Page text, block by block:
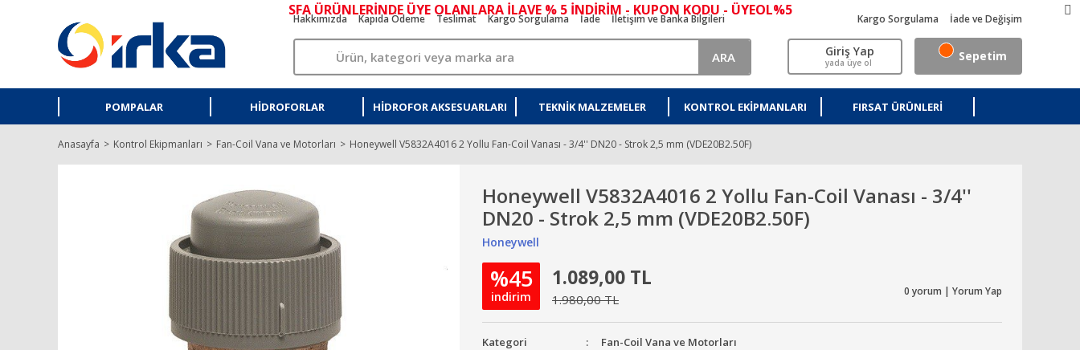
Hakkımızda Kapıda Ödeme Teslimat Kargo Sorgulama İade İletişim ve Banka Bilgileri
ARA
Kargo Sorgulama İade ve Değişim
Giriş Yap
yada üye ol Sepetim
POMPALAR HIDROFORLAR HIDROFOR AKSESUARLARI TEKNIK MALZEMELER KONTROL EKIPMANLARI FIRSAT ÜRÜNLERI
Anasayfa Kontrol Ekipmanları Fan-Coil Vana ve Motorları Honeywell V5832A4016 2 Yollu Fan-Coil Vanası - 3/4'' DN20 - Strok 2,5 mm (VDE20B2.50F)
Honeywell V5832A4016 2 Yollu Fan-Coil Vanası - 3/4''
DN20 - Strok 2,5 mm (VDE20B2.50F)
Honeywell
%45
indirim
1.089,00 TL
1.980,00 TL
0 yorum | Yorum Yap
Kategori
Fan-Coil Vana ve Motorları
SFA ÜRÜNLERİNDE ÜYE OLANLARA İLAVE % 5 İNDİRİM - KUPON KODU - ÜYEOL%5